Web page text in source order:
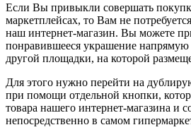
Если Вы привыкли совершать
маркетплейсах, то Вам не
наш интернет-магазин. Вы можете
понравившееся украшение напрямую
другой площадки, на которой
Для этого нужно перейти на
при помощи отдельной кнопки,
товара нашего интернет-магазина и
непосредственно в самом